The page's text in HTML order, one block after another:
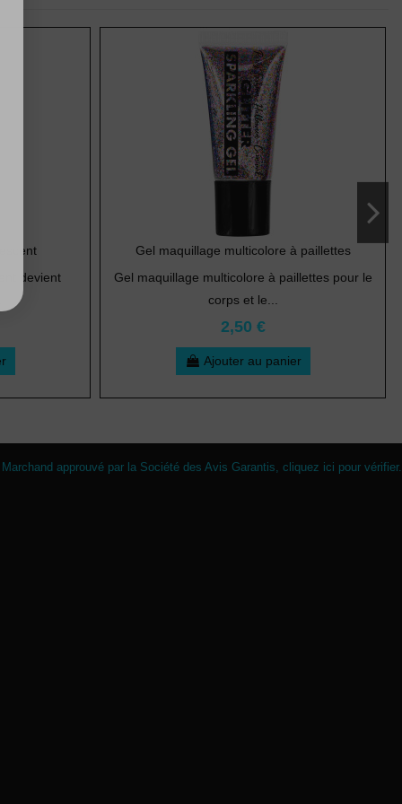
devient
Gel maquillage multicolore à paillettes
Gel maquillage multicolore à paillettes pour le
corps et le...
2,50 €
Ajouter au panier
Marchand approuvé par la Société des Avis Garantis, cliquez ici pour vérifier.